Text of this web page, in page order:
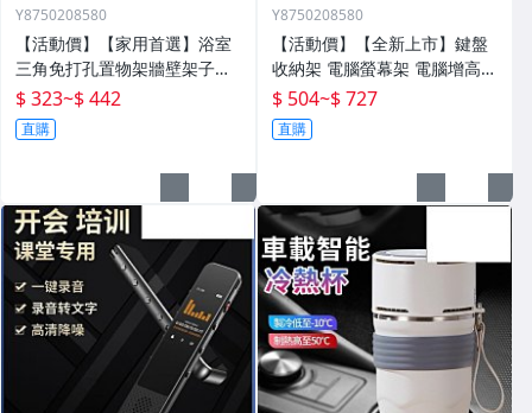
Y8750208580
【活動價】【家用首選】浴室
三角免打孔置物架牆壁架子壁
掛分層置物架衛生間轉角架三
角籃
$ 323~$ 442
直購
Y8750208580
【活動價】【全新上市】鍵盤
收納架 電腦螢幕架 電腦增高架
電腦架 置物增高架 桌面電腦架
螢幕增高架 螢幕收納架 臺式
$ 504~$ 727
直購